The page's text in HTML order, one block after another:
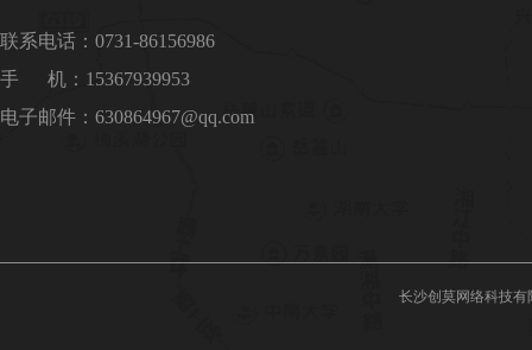
联系电话：0731-86156986
手 机：15367939953
电子邮件：630864967@qq.com
长沙创莫网络科技